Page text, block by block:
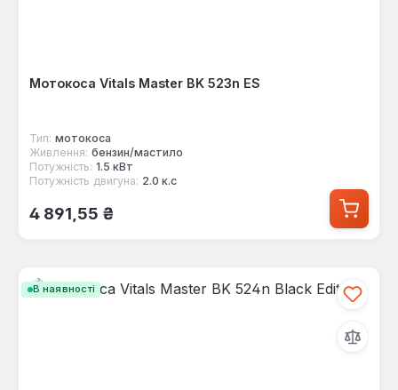
Мотокоса Vitals Master BK 523n ES
Тип: мотокоса
Живлення: бензин/мастило
Потужність: 1.5 кВт
Потужність двигуна: 2.0 к.с
Звичайна ціна:
4 891,55 ₴
В наявності